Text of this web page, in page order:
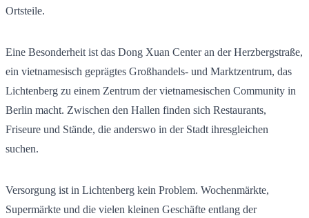
Ortsteile.
Eine Besonderheit ist das Dong Xuan Center an der Herzbergstraße,
ein vietnamesisch geprägtes Großhandels- und Marktzentrum, das
Lichtenberg zu einem Zentrum der vietnamesischen Community in
Berlin macht. Zwischen den Hallen finden sich Restaurants,
Friseure und Stände, die anderswo in der Stadt ihresgleichen
suchen.
Versorgung ist in Lichtenberg kein Problem. Wochenmärkte,
Supermärkte und die vielen kleinen Geschäfte entlang der